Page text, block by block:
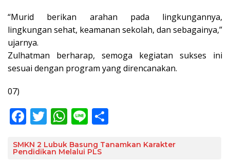
“Murid berikan arahan pada lingkungannya,
lingkungan sehat, keamanan sekolah, dan sebagainya,”
ujarnya.
Zulhatman berharap, semoga kegiatan sukses ini
sesuai dengan program yang direncanakan.
07)
F
ac
e
T
w
itt
W
h
at
Li
n
e ar
SMKN 2 Lubuk Basung Tanamkan Karakter
Pendidikan Melalui PLS